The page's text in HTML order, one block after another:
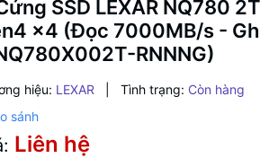
SSD LEXAR NQ780
x4 (Đọc 7000MB/s -
RNNNG)
hiệu: LEXAR Tình trạng: Còn hàng
Liên hệ